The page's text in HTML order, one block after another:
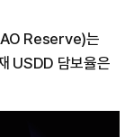
Reserve)는
USDD 담보율은